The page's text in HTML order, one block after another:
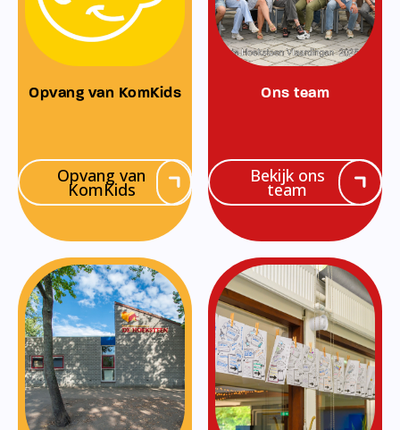
Opvang van KomKids
Opvang van
KomKids
Ons team
Bekijk ons
team